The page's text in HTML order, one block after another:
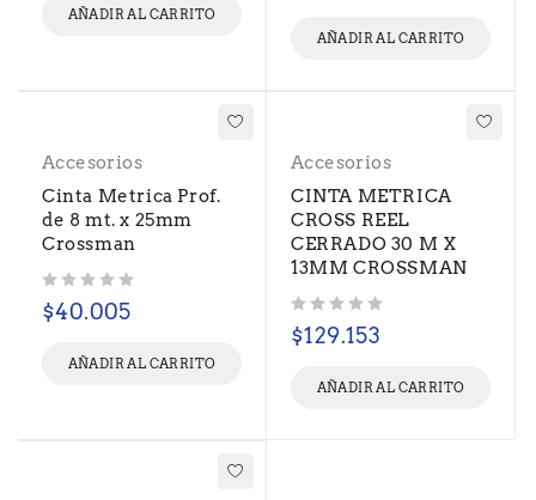
AÑADIR AL CARRITO
AÑADIR AL CARRITO
Accesorios
Cinta Metrica Prof.
de 8 mt. x 25mm
Crossman
$40.005
AÑADIR AL CARRITO
Accesorios
CINTA METRICA
CROSS REEL
CERRADO 30 M X
13MM CROSSMAN
$129.153
AÑADIR AL CARRITO